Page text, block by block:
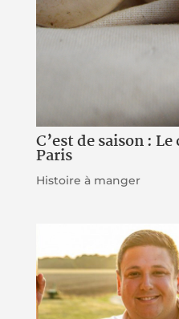
C’est de saison :
Paris
Histoire à manger